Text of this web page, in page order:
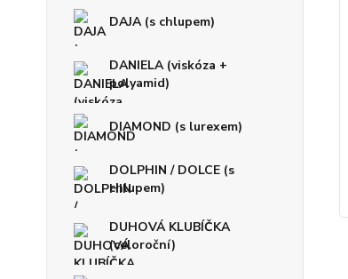
DAJA (s chlupem)
DANIELA (viskóza +
polyamid)
DIAMOND (s lurexem)
DOLPHIN / DOLCE (s
chlupem)
DUHOVÁ KLUBÍČKA
(celoroční)